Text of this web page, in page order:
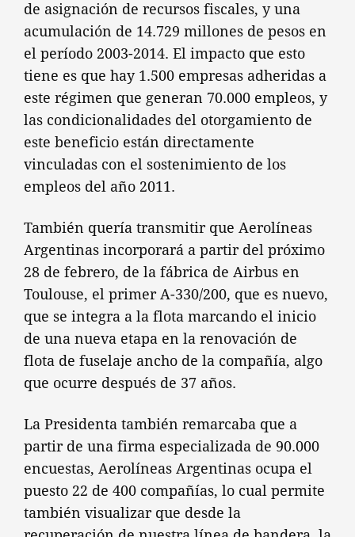
de asignación de recursos fiscales, y una
acumulación de 14.729 millones de pesos en
el período 2003-2014. El impacto que esto
tiene es que hay 1.500 empresas adheridas a
este régimen que generan 70.000 empleos, y
las condicionalidades del otorgamiento de
este beneficio están directamente
vinculadas con el sostenimiento de los
empleos del año 2011.
También quería transmitir que Aerolíneas
Argentinas incorporará a partir del próximo
28 de febrero, de la fábrica de Airbus en
Toulouse, el primer A-330/200, que es nuevo,
que se integra a la flota marcando el inicio
de una nueva etapa en la renovación de
flota de fuselaje ancho de la compañía, algo
que ocurre después de 37 años.
La Presidenta también remarcaba que a
partir de una firma especializada de 90.000
encuestas, Aerolíneas Argentinas ocupa el
puesto 22 de 400 compañías, lo cual permite
también visualizar que desde la